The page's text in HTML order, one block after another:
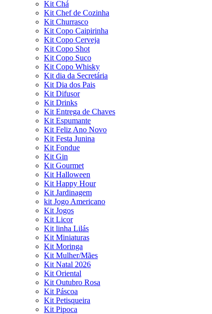
Kit Chá
Kit Chef de Cozinha
Kit Churrasco
Kit Copo Caipirinha
Kit Copo Cerveja
Kit Copo Shot
Kit Copo Suco
Kit Copo Whisky
Kit dia da Secretária
Kit Dia dos Pais
Kit Difusor
Kit Drinks
Kit Entrega de Chaves
Kit Espumante
Kit Feliz Ano Novo
Kit Festa Junina
Kit Fondue
Kit Gin
Kit Gourmet
Kit Halloween
Kit Happy Hour
Kit Jardinagem
kit Jogo Americano
Kit Jogos
Kit Licor
Kit linha Lilás
Kit Miniaturas
Kit Moringa
Kit Mulher/Mães
Kit Natal 2026
Kit Oriental
Kit Outubro Rosa
Kit Páscoa
Kit Petisqueira
Kit Pipoca